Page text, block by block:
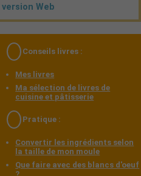
Web
Conseils livres :
Mes livres
Ma sélection de livres de
cuisine et pâtisserie
Pratique :
Convertir les ingrédients selon
la taille de mon moule
Que faire avec des blancs d'oeuf
?